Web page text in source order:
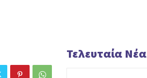
Τελευταία Νέα